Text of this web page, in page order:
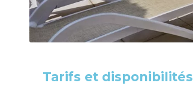
Tarifs et disponibilités